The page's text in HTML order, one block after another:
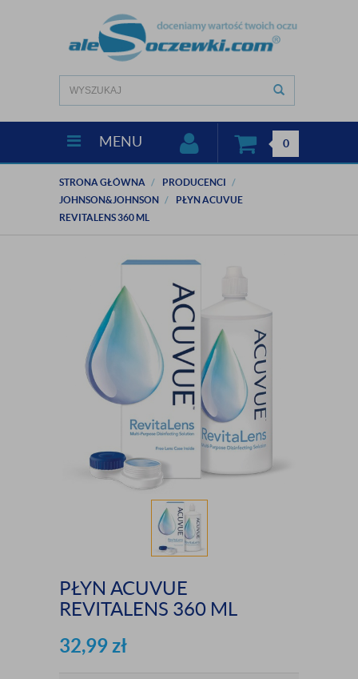
MENU 0
STRONA GŁÓWNA
PRODUCENCI
JOHNSON&JOHNSON
PŁYN ACUVUE
REVITALENS 360 ML
PŁYN ACUVUE
REVITALENS 360 ML
32,99 zł